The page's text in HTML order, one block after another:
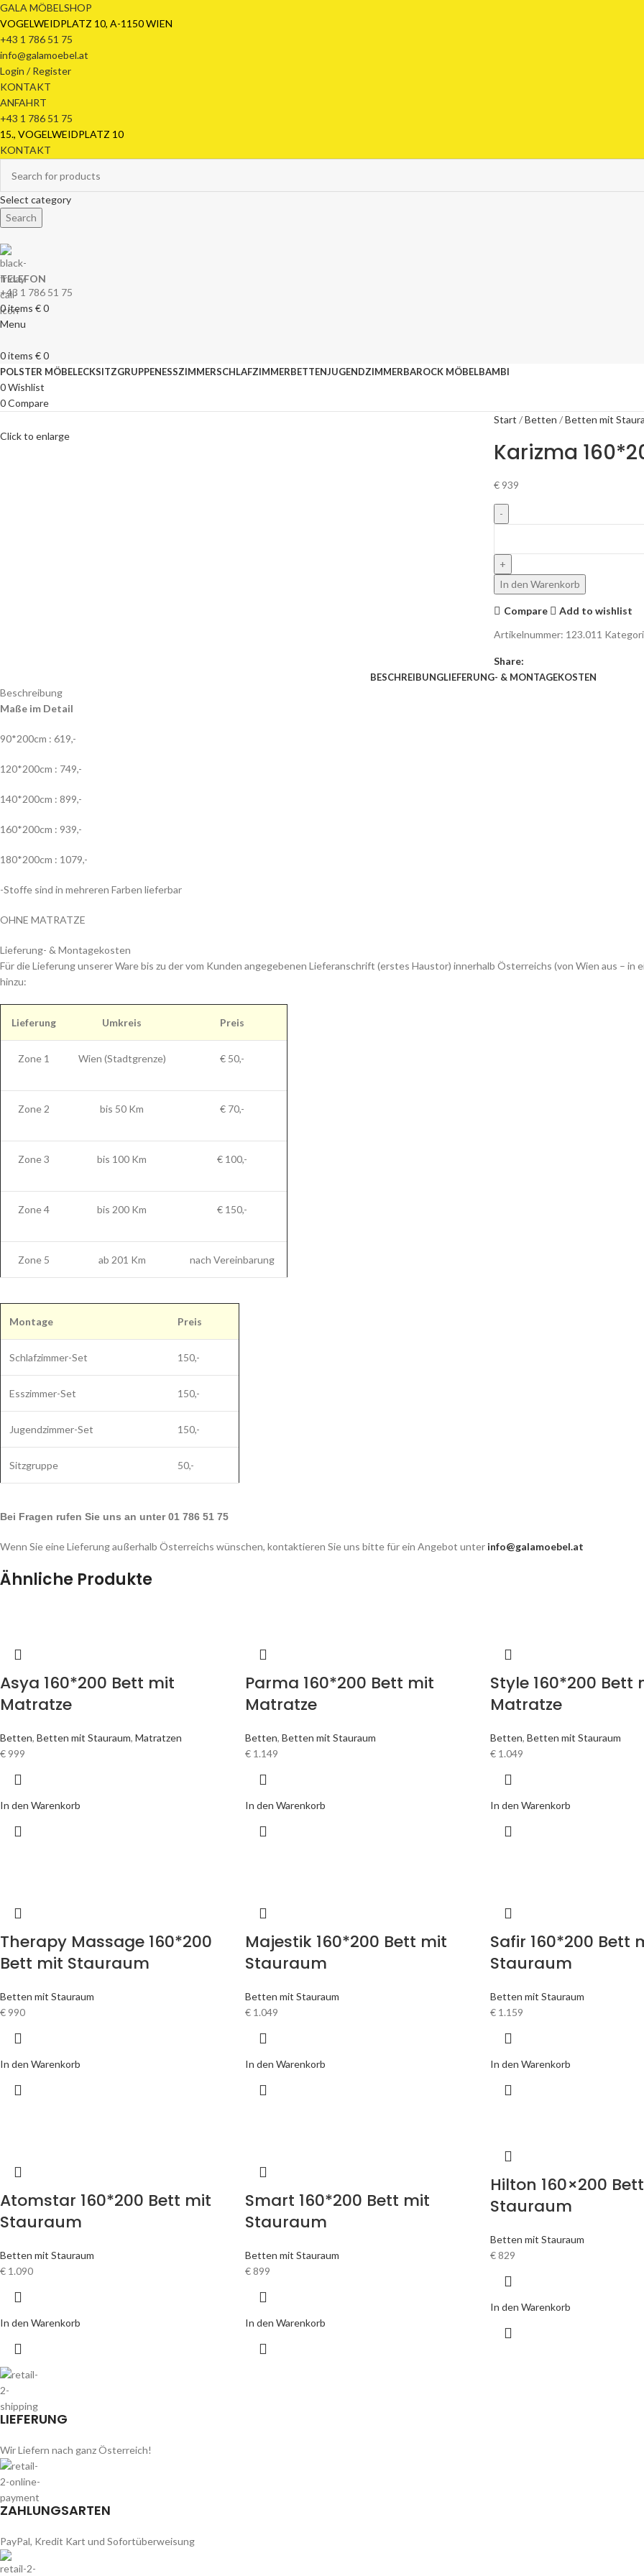
GALA MÖBELSHOP
VOGELWEIDPLATZ 10, A-1150 WIEN
+43 1 786 51 75
info@galamoebel.at
Login / Register
KONTAKT
ANFAHRT
+43 1 786 51 75
15., VOGELWEIDPLATZ 10
KONTAKT
Select category
Search
TELEFON
+43 1 786 51 75
0items €0
Menu
0items €0
POLSTER MÖBELECKSITZGRUPPENESSZIMMERSCHLAFZIMMERBETTENJUGENDZIMMERBAROCK MÖBELBAMBI
0Wishlist
0Compare
Click to enlarge
Start Betten Betten mit
Karizma
€ 939
In den Warenkorb
Compare
Add to wishlist
Artikelnummer: 123.011
Share:
BESCHREIBUNGLIEFERUNG- & MONTAGEKOSTEN
Beschreibung
Maße im Detail
90*200cm : 619,-
120*200cm : 749,-
140*200cm : 899,-
160*200cm : 939,-
180*200cm : 1079,-
-Stoffe sind in mehreren Farben lieferbar
OHNE MATRATZE
Lieferung- & Montagekosten
Für die Lieferung unserer Ware bis zu der vom Kunden angegebenen Lieferanschrift (erstes Haustor) innerhalb Österreichs (von Wien aus – in
hinzu:
Lieferung Umkreis Preis
Zone 1 Wien (Stadtgrenze) € 50,-
Zone 2 bis 50 Km € 70,-
Zone 3 bis 100 Km € 100,-
Zone 4 bis 200 Km € 150,-
Zone 5 ab 201 Km nach Vereinbarung
Montage Preis
Schlafzimmer-Set 150,-
Esszimmer-Set 150,-
Jugendzimmer-Set 150,-
Sitzgruppe 50,-
Bei Fragen rufen Sie uns an unter 01 786 51 75
Wenn Sie eine Lieferung außerhalb Österreichs wünschen, kontaktieren Sie uns bitte für ein Angebot unter info@galamoebel.at
Ähnliche Produkte
Asya 160*200 Bett mit
Matratze
Betten, Betten mit Stauraum, Matratzen
€ 999
In den Warenkorb
Parma 160*200 Bett mit
Matratze
Betten, Betten mit Stauraum
€ 1.149
In den Warenkorb
Style 160*200 Bett
Matratze
Betten, Betten mit Stauraum
€ 1.049
In den Warenkorb
Therapy Massage 160*200
Bett mit Stauraum
Betten mit Stauraum
€ 990
In den Warenkorb
Majestik 160*200 Bett mit
Stauraum
Betten mit Stauraum
€ 1.049
In den Warenkorb
Safir 160*200 Bett
Stauraum
Betten mit Stauraum
€ 1.159
In den Warenkorb
Atomstar 160*200 Bett mit
Stauraum
Betten mit Stauraum
€ 1.090
In den Warenkorb
Smart 160*200 Bett mit
Stauraum
Betten mit Stauraum
€899
In den Warenkorb
Hilton 160×200
Stauraum
Betten mit Stauraum
€829
In den Warenkorb
LIEFERUNG
Wir Liefern nach ganz Österreich!
ZAHLUNGSARTEN
PayPal, Kredit Kart und Sofortüberweisung